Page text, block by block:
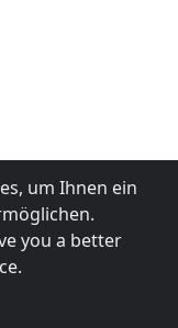
um Ihnen ein
you a better